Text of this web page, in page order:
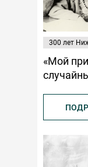
300 лет
«Мой